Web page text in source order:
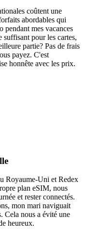
coûtent une
abordables qui
pendant mes vacances
suffisant pour les cartes,
partie? Pas de frais
payez. C'est
honnête avec les prix.
Royaume-Uni et Redex
plan eSIM, nous
et rester connectés.
mon mari naviguait
Cela nous a évité une
heureux.